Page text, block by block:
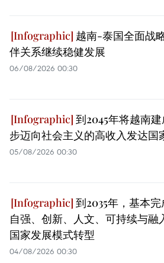
越南-泰国全面战
伴关系继续稳健发展
06/08/2026 00:30
到2045年将越南
步迈向社会主义的高收入发达国
05/08/2026 00:30
到2035年，基本完
自强、创新、人文、可持续与融
国家发展模式转型
04/08/2026 00:30